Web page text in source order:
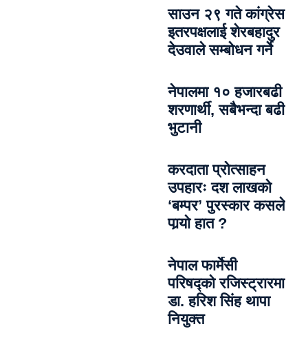
साउन २९ गते कांग्रेस
इतरपक्षलाई शेरबहादुर
देउवाले सम्बोधन गर्ने
नेपालमा १० हजारबढी
शरणार्थी, सबैभन्दा बढी
भुटानी
करदाता प्रोत्साहन
उपहारः दश लाखको
‘बम्पर’ पुरस्कार कसले
पार्‍याे हात ?
नेपाल फार्मेसी
परिषद्को रजिस्ट्रारमा
डा. हरिश सिंह थापा
नियुक्त